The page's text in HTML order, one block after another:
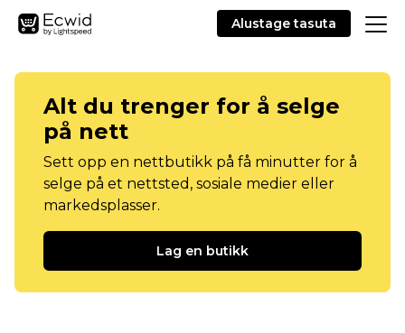
Alustage tasuta
Alt du trenger for å selge
på nett
Sett opp en nettbutikk på få minutter for å
selge på et nettsted, sosiale medier eller
markedsplasser.
Lag en butikk